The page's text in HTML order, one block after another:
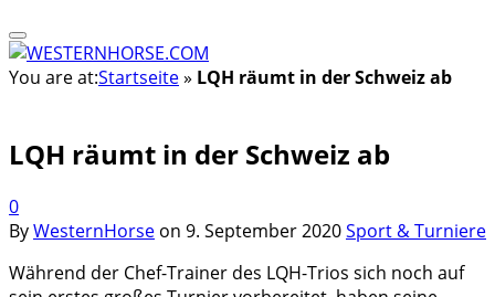
You are at:Startseite» LQH räumt in der Schweiz ab
LQH räumt in der Schweiz ab
0
ByWesternHorse on 9. September 2020Sport & Turniere
Während der Chef-Trainer des LQH-Trios sich noch auf